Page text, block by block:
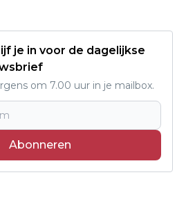
je in voor de dagelijkse
om 7.00 uur in je mailbox.
Abonneren